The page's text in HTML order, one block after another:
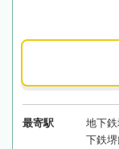
最寄駅
地下
下鉄